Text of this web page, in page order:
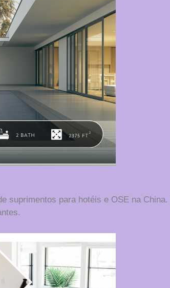
suprimentos para hotéis e OSE na